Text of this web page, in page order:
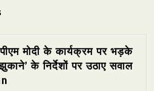
मोदी के कार्यक्रम पर भड़के
के निर्देशों पर उठाए सवाल